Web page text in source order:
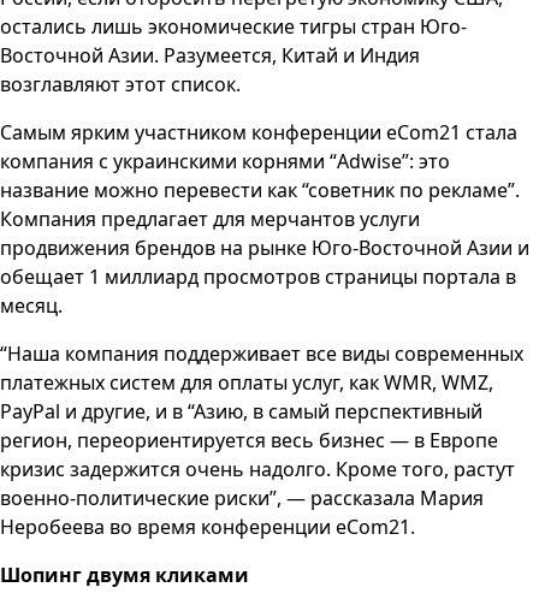
остались лишь экономические тигры стран Юго-
Восточной Азии. Разумеется, Китай и Индия
возглавляют этот список.
Самым ярким участником конференции eCom21 стала
компания с украинскими корнями “Adwise”: это
название можно перевести как “советник по рекламе”.
Компания предлагает для мерчантов услуги
продвижения брендов на рынке Юго-Восточной Азии и
обещает 1 миллиард просмотров страницы портала в
месяц.
“Наша компания поддерживает все виды современных
платежных систем для оплаты услуг, как WMR, WMZ,
PayPal и другие, и в “Азию, в самый перспективный
регион, переориентируется весь бизнес — в Европе
кризис задержится очень надолго. Кроме того, растут
военно-политические риски”, — рассказала Мария
Неробеева во время конференции eCom21.
Шопинг двумя кликами